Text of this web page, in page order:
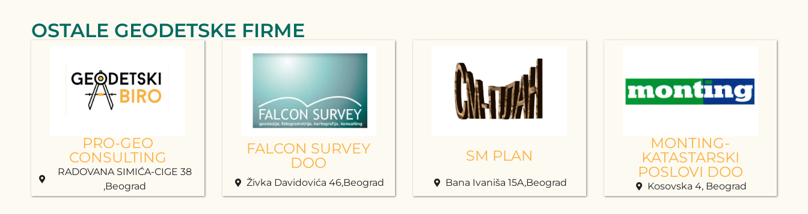
OSTALE GEODETSKE FIRME
PRO-GEO
CONSULTING
RADOVANA SIMIĆA-CIGE 38
,Beograd
FALCON SURVEY
DOO
Živka Davidovića 46,Beograd
SM PLAN
Bana Ivaniša 15A,Beograd
MONTING-
KATASTARSKI
POSLOVI DOO
Kosovska 4, Beograd